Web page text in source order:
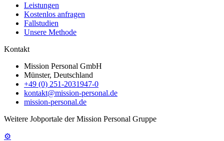
Leistungen
Kostenlos anfragen
Fallstudien
Unsere Methode
Kontakt
Mission Personal GmbH
Münster, Deutschland
+49 (0) 251-2031947-0
kontakt@mission-personal.de
mission-personal.de
Weitere Jobportale der Mission Personal Gruppe
⚙